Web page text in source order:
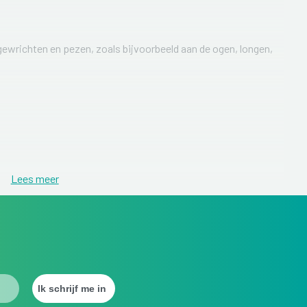
en pezen, zoals bijvoorbeeld aan de ogen, longen,
loslaten).
Lees meer